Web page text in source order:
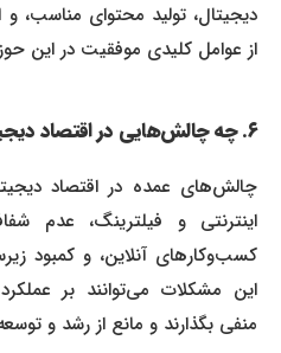
دیجیتال، تولید محتوای مناسب، و
از عوامل کلیدی موفقیت در این
چالش‌های عمده در اقتصاد
اینترنتی و فیلترینگ، عدم
کسب‌وکارهای آنلاین، و کمبود
این مشکلات می‌توانند بر عملکرد
منفی بگذارند و مانع از رشد و توسعه